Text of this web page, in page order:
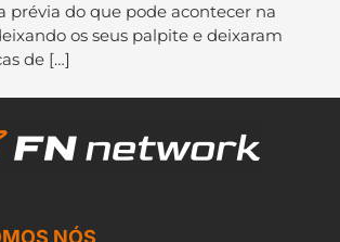
prévia do que pode acontecer na
os seus palpite e deixaram
de […]
NÓS